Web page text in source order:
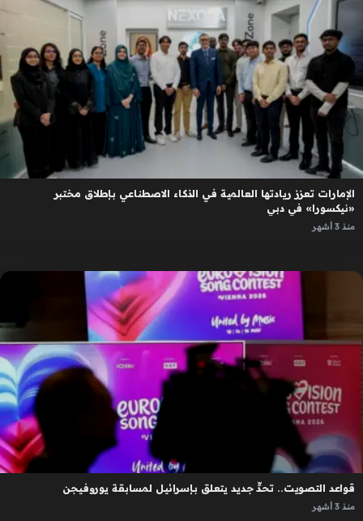
الإمارات تعزز ريادتها العالمية في الذكاء الاصطناعي بإطلاق مختبر
«نيكسورا» في دبي
منذ 3 أشهر
قواعد التصويت.. تحدٍّ جديد يتعلق بإسرائيل لمسابقة يوروفيجن
منذ 3 أشهر